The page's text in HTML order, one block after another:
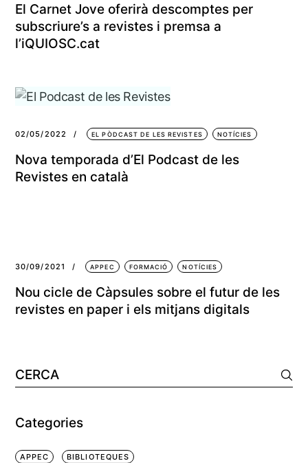
El Carnet Jove oferirà descomptes per
subscriure’s a revistes i premsa a
l’iQUIOSC.cat
02/05/2022 EL PÒDCAST DE LES REVISTES NOTÍCIES
Nova temporada d’El Podcast de les
Revistes en català
30/09/2021 APPEC FORMACIÓ NOTÍCIES
Nou cicle de Càpsules sobre el futur de les
revistes en paper i els mitjans digitals
Cerca:
Categories
APPEC BIBLIOTEQUES